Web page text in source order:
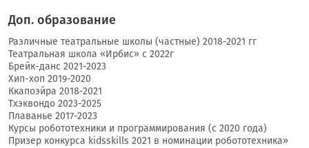
Доп. образование
Различные театральные школы (частные) 2018-2021 гг
Театральная школа «Ирбис» с 2022г
Брейк-данс 2021-2023
Хип-хоп 2019-2020
Ккапоэйра 2018-2021
Тхэквондо 2023-2025
Плаванье 2017-2023
Курсы робототехники и программирования (с 2020 года)
Призер конкурса kidsskills 2021 в номинации робототехника»